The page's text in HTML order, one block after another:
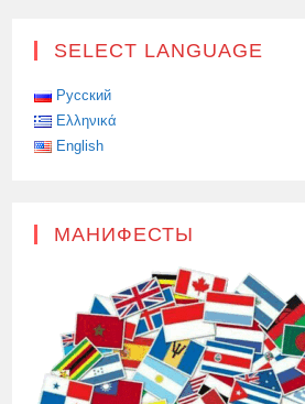
SELECT LANGUAGE
Русский
Ελληνικά
English
МАНИФЕСТЫ